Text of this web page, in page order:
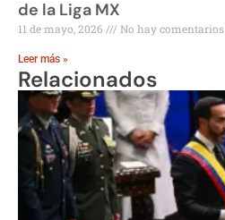
de la Liga MX
11 de mayo, 2026 No hay comentarios
Leer más »
Relacionados